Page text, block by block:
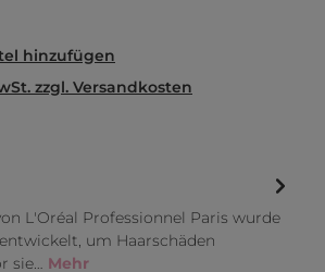
hinzufügen
zzgl. Versandkosten
L'Oréal Professionnel Paris wurde
um Haarschäden
sie… Mehr